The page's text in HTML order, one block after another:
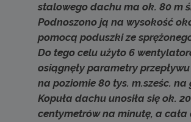
stalowego dachu ma ok. 80 m
Podnoszono ją na wysokość
pomocą poduszki ze
Do tego celu użyto 6
osiągnęły parametry
na poziomie 80 tys. m.sześc. na
Kopuła dachu unosiła się ok. 20
centymetrów na minutę, a cała